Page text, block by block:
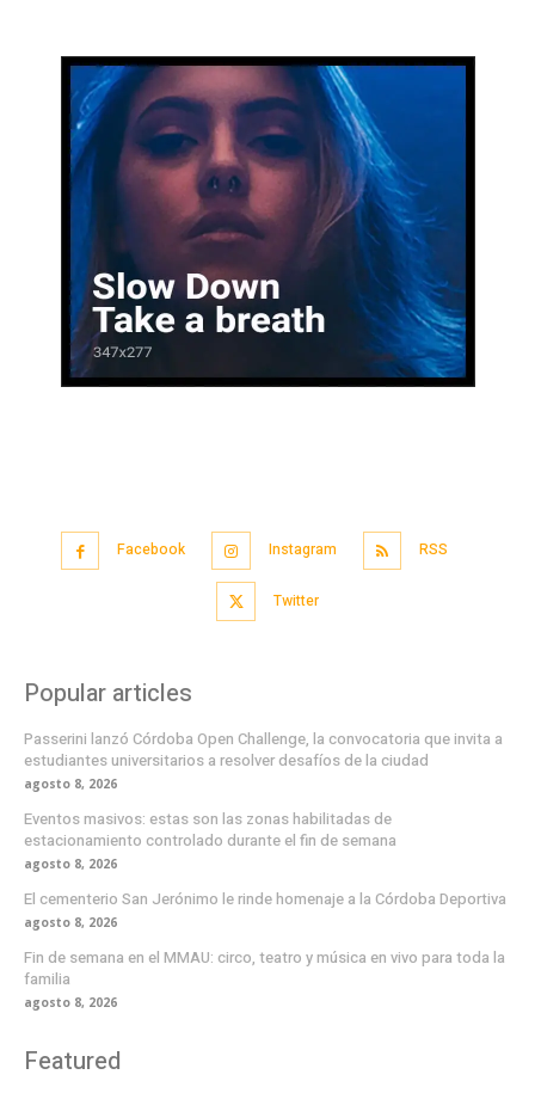
Facebook Instagram RSS
Twitter
Popular articles
Passerini lanzó Córdoba Open Challenge, la convocatoria que invita a
estudiantes universitarios a resolver desafíos de la ciudad
agosto 8, 2026
Eventos masivos: estas son las zonas habilitadas de
estacionamiento controlado durante el fin de semana
agosto 8, 2026
El cementerio San Jerónimo le rinde homenaje a la Córdoba Deportiva
agosto 8, 2026
Fin de semana en el MMAU: circo, teatro y música en vivo para toda la
familia
agosto 8, 2026
Featured